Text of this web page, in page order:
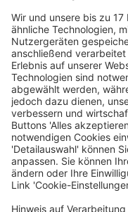
Verpflichtung neuer
Periode belegt
Verband, dem der
angehört, es
Verein registriert ist,
Freigabeschein
ehemaligen Verein
über die Auflösung
d’appel de Mons
den EuGH, ob diese
mit der Freizügigkeit
Wettbewerbsrecht
dass diese
verstoßen. Zum